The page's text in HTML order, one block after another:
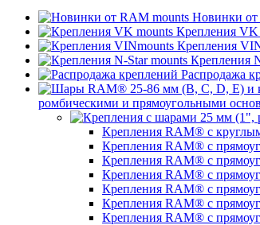
Новинки
Крепления VK
Крепления
Крепления
Распродажа
ромбическими и прямоугольными
Крепления RAM® с
Крепления RAM® с
Крепления RAM® с
Крепления RAM® с
Крепления RAM® с
Крепления RAM® с
Крепления RAM® с